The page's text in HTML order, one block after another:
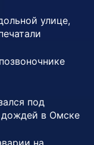
улице,
под
дождей в Омске